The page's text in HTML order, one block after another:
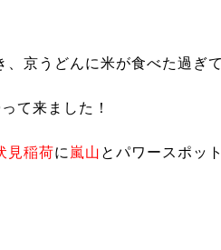
、京うどんに米が食べた過ぎ
て来ました！
見稲荷に 嵐山 とパワースポッ